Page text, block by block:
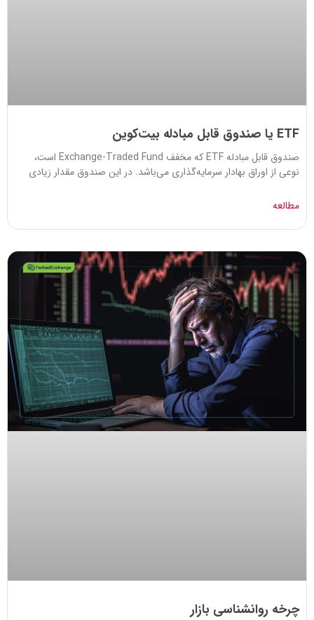
ETF یا صندوق قابل مبادله بیت‌کوین
صندوق قابل مبادله ETF که مخفف Exchange-Traded Fund است،
نوعی از اوراق بهادار سرمایه‌گذاری می‌باشد. در این صندوق مقدار زیادی
مطالعه
چرخه روانشناسی بازار